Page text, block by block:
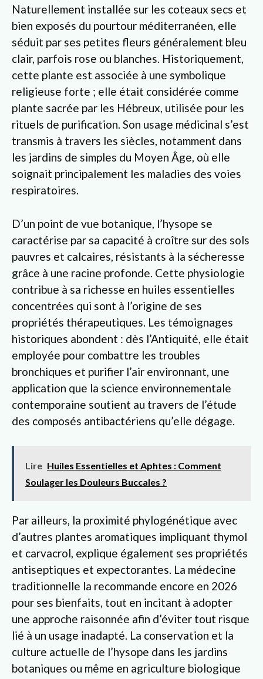
Naturellement installée sur les coteaux secs et
bien exposés du pourtour méditerranéen, elle
séduit par ses petites fleurs généralement bleu
clair, parfois rose ou blanches. Historiquement,
cette plante est associée à une symbolique
religieuse forte ; elle était considérée comme
plante sacrée par les Hébreux, utilisée pour les
rituels de purification. Son usage médicinal s’est
transmis à travers les siècles, notamment dans
les jardins de simples du Moyen Âge, où elle
soignait principalement les maladies des voies
respiratoires.
D’un point de vue botanique, l’hysope se
caractérise par sa capacité à croître sur des sols
pauvres et calcaires, résistants à la sécheresse
grâce à une racine profonde. Cette physiologie
contribue à sa richesse en huiles essentielles
concentrées qui sont à l’origine de ses
propriétés thérapeutiques. Les témoignages
historiques abondent : dès l’Antiquité, elle était
employée pour combattre les troubles
bronchiques et purifier l’air environnant, une
application que la science environnementale
contemporaine soutient au travers de l’étude
des composés antibactériens qu’elle dégage.
Lire Huiles Essentielles et Aphtes : Comment
Soulager les Douleurs Buccales ?
Par ailleurs, la proximité phylogénétique avec
d’autres plantes aromatiques impliquant thymol
et carvacrol, explique également ses propriétés
antiseptiques et expectorantes. La médecine
traditionnelle la recommande encore en 2026
pour ses bienfaits, tout en incitant à adopter
une approche raisonnée afin d’éviter tout risque
lié à un usage inadapté. La conservation et la
culture actuelle de l’hysope dans les jardins
botaniques ou même en agriculture biologique